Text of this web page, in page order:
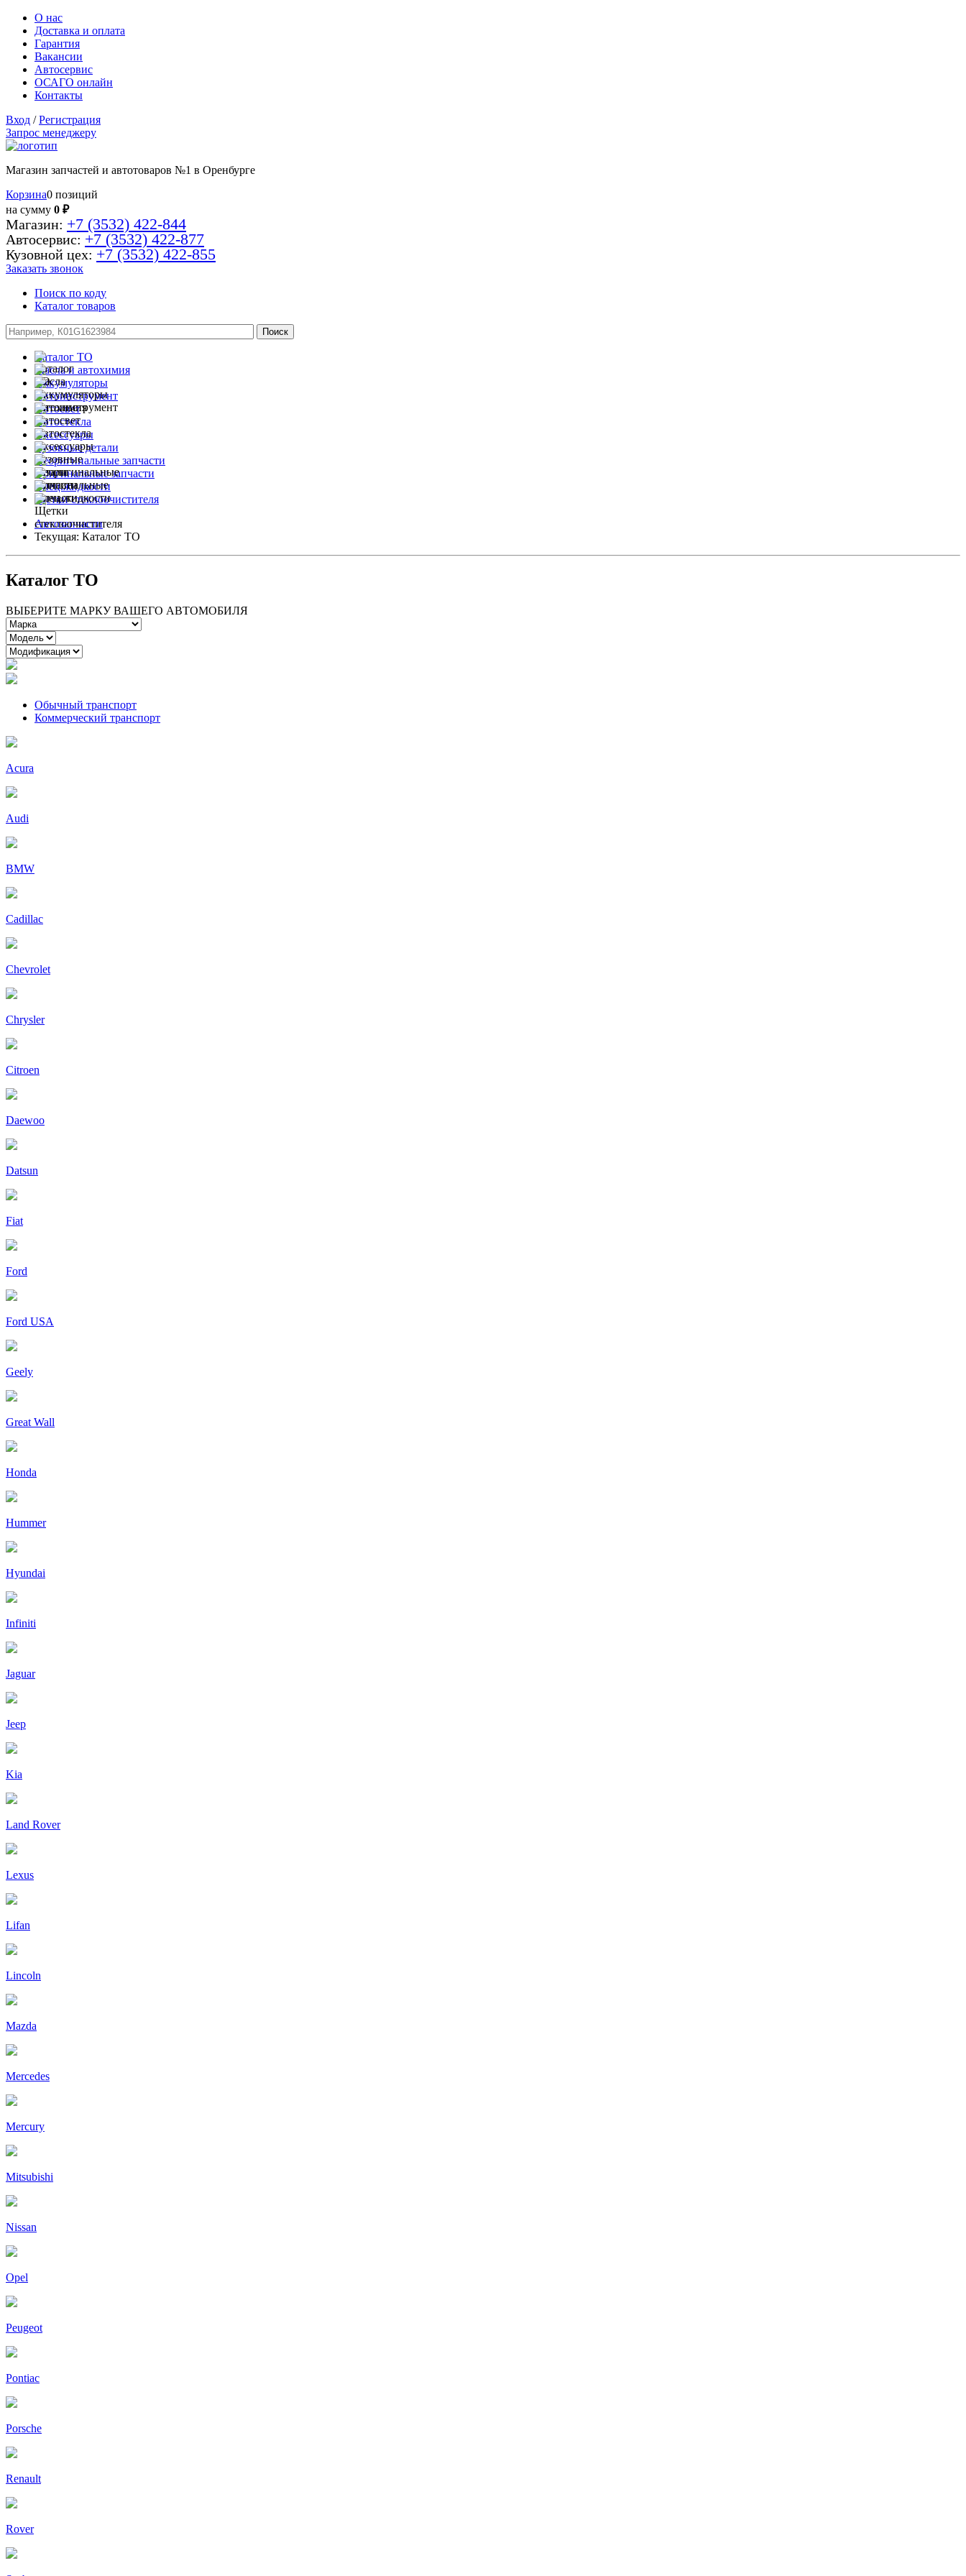
О нас
Доставка и оплата
Гарантия
Вакансии
Автосервис
ОСАГО онлайн
Контакты
Вход / Регистрация
Запрос менеджеру
Магазин запчастей и автотоваров №1 в Оренбурге
Корзина0 позиций
на сумму 0 ₽
Магазин: +7 (3532) 422-844
Автосервис: +7 (3532) 422-877
Кузовной цех: +7 (3532) 422-855
Заказать звонок
Поиск по коду
Каталог товаров
Каталог ТО
Масла и автохимия
Аккумуляторы
Автоинструмент
Автосвет
Автостекла
Аксессуары
Кузовные детали
Неоригинальные запчасти
Оригинальные запчасти
Спец.жидкости
Щетки стеклоочистителя
Автозапчасти
Текущая: Каталог ТО
Каталог ТО
ВЫБЕРИТЕ МАРКУ ВАШЕГО АВТОМОБИЛЯ
Обычный транспорт
Коммерческий транспорт
Acura
Audi
BMW
Cadillac
Chevrolet
Chrysler
Citroen
Daewoo
Datsun
Fiat
Ford
Ford USA
Geely
Great Wall
Honda
Hummer
Hyundai
Infiniti
Jaguar
Jeep
Kia
Land Rover
Lexus
Lifan
Lincoln
Mazda
Mercedes
Mercury
Mitsubishi
Nissan
Opel
Peugeot
Pontiac
Porsche
Renault
Rover